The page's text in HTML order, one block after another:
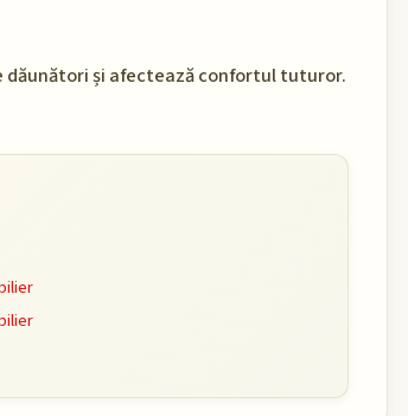
și afectează confortul tuturor.